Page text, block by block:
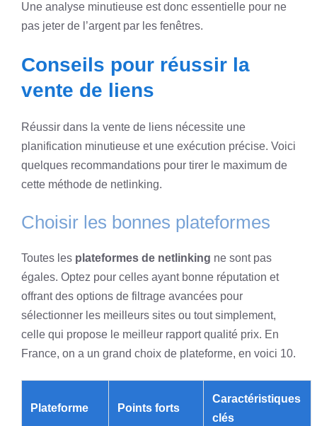
Une analyse minutieuse est donc essentielle pour ne
pas jeter de l’argent par les fenêtres.
Conseils pour réussir la
vente de liens
Réussir dans la vente de liens nécessite une
planification minutieuse et une exécution précise. Voici
quelques recommandations pour tirer le maximum de
cette méthode de netlinking.
Choisir les bonnes plateformes
Toutes les plateformes de netlinking ne sont pas
égales. Optez pour celles ayant bonne réputation et
offrant des options de filtrage avancées pour
sélectionner les meilleurs sites ou tout simplement,
celle qui propose le meilleur rapport qualité prix. En
France, on a un grand choix de plateforme, en voici 10.
Plateforme Points forts
Caractéristiques
clés